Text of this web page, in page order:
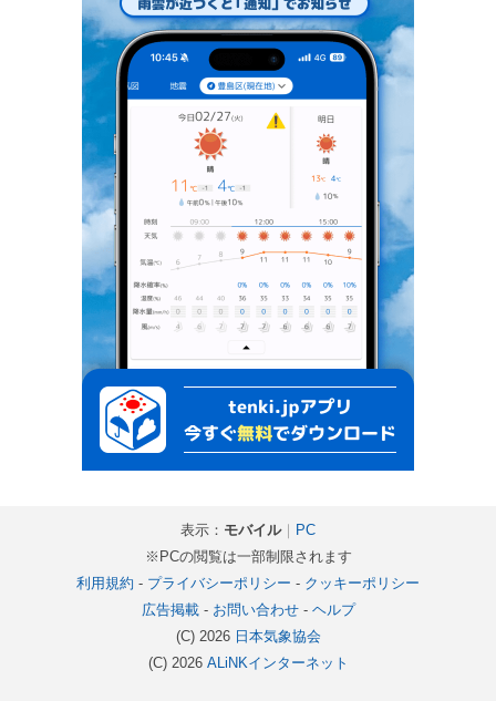
表示： モバイル｜ PC
※PCの閲覧は一部制限されます
利用規約 - プライバシーポリシー - クッキーポリシー
広告掲載- お問い合わせ- ヘルプ
(C) 2026 日本気象協会
(C) 2026 ALiNKインターネット